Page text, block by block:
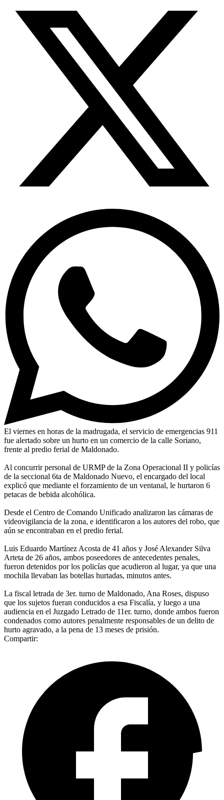
El viernes en horas de la madrugada, el servicio de emergencias 911
fue alertado sobre un hurto en un comercio de la calle Soriano,
frente al predio ferial de Maldonado.
Al concurrir personal de URMP de la Zona Operacional II y policías
de la seccional 6ta de Maldonado Nuevo, el encargado del local
explicó que mediante el forzamiento de un ventanal, le hurtaron 6
petacas de bebida alcohólica.
Desde el Centro de Comando Unificado analizaron las cámaras de
videovigilancia de la zona, e identificaron a los autores del robo, que
aún se encontraban en el predio ferial.
Luis Eduardo Martínez Acosta de 41 años y José Alexander Silva
Arteta de 26 años, ambos poseedores de antecedentes penales,
fueron detenidos por los policías que acudieron al lugar, ya que una
mochila llevaban las botellas hurtadas, minutos antes.
La fiscal letrada de 3er. turno de Maldonado, Ana Roses, dispuso
que los sujetos fueran conducidos a esa Fiscalía, y luego a una
audiencia en el Juzgado Letrado de 11er. turno, donde ambos fueron
condenados como autores penalmente responsables de un delito de
hurto agravado, a la pena de 13 meses de prisión.
Compartir: